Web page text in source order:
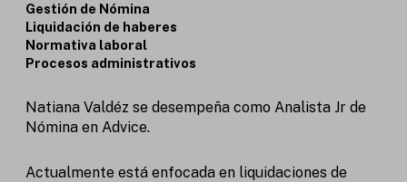
i
n
k
e
i
n
p
e
Gestión de Nómina
Liquidación de haberes
Normativa laboral
Procesos administrativos
Natiana Valdéz se desempeña como Analista Jr de
Nómina en Advice.
Actualmente está enfocada en liquidaciones de